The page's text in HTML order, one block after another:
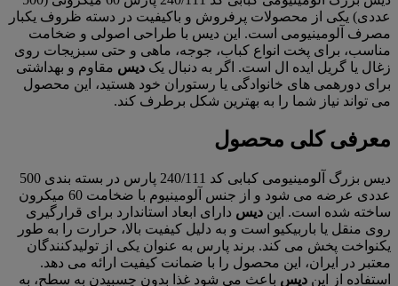
عددی) یکی از محصولات پرفروش و باکیفیت در دسته ظروف یکبار
مصرف آلومینیومی است. این دیس با طراحی اصولی و ضخامت
مناسب، برای پخت انواع کباب، جوجه، ماهی و حتی سبزیجات روی
زغال یا گریل ایده ال است. اگر به دنبال یک دیس مقاوم و بهداشتی
برای دورهمی های خانوادگی یا رستوران خود هستید، این محصول
می تواند نیاز شما را به بهترین شکل برطرف کند.
معرفی کلی محصول
دیس بزرگ آلومینیومی کبابی کد 240/111 پارس در بسته بندی 500
عددی عرضه می شود و از جنس آلومینیوم با ضخامت 60 میکرون
ساخته شده است. این دیس دارای ابعاد استاندارد برای قرارگیری
روی منقل یا باربیکیو است و به دلیل کیفیت بالا، حرارت را به طور
یکنواخت پخش می کند. برند پارس به عنوان یکی از تولیدکنندگان
معتبر در ایران، این محصول را با ضمانت کیفیت ارائه می دهد.
استفاده از این دیس باعث می شود غذا بدون چسبیدن به سطح، به